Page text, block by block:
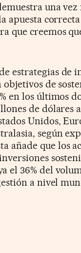
una vez
apuesta
que creemos
estrategias de
objetivos de
en los últimos
de dólares
Unidos,
según
añade que los
el 36% del
a nivel